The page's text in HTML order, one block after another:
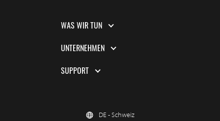
WAS WIR TUN
UNTERNEHMEN
SUPPORT
DE - Schweiz